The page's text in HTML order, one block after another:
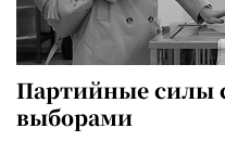
Партийные силы
выборами